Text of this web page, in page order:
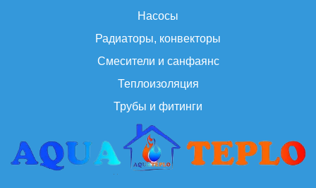
Насосы
Радиаторы, конвекторы
Смесители и санфаянс
Теплоизоляция
Трубы и фитинги